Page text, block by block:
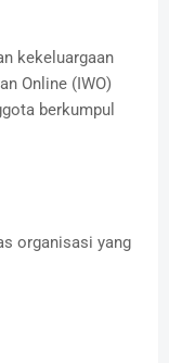
kekeluargaan
Online (IWO)
berkumpul
organisasi yang